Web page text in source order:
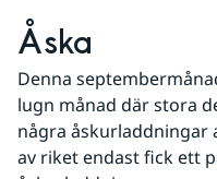
Åska
Denna
lugn månad där stora
några åskurladdningar
av riket endast fick ett